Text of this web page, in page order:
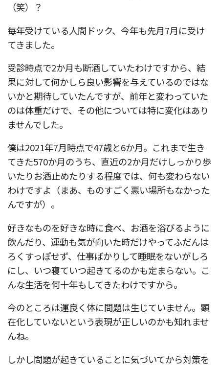
（笑）？
毎年受けている人間ドック、今年も先月7月に受け
てきました。
受診時点で2か月も断酒していたわけですから、結
果に対して何かしら良い影響を与えているのではな
いかと期待していたんですが、前年と変わっていた
のは体重だけで、その他については特に変化はあり
ませんでした。
僕は2021年7月時点で47歳と6か月。これまで生き
てきた570か月のうち、直近の2か月だけしっかり歩
いたりお酒止めたりする程度では、何も変わらない
わけですよ（まあ、ものすごく悪い場所もなかった
んですが）。
好きなものを好きな時に食べ、お酒を浴びるように
飲んだり、運動も気が向いた時だけやってふだんは
ろくすっぽせず、仕事ばかりして睡眠をないがしろ
にし、いつ寝ていつ起きてるのかも定まらない。こ
んな生活を何十年もしてきたわけですから。
今のところは運良く体に問題は生じていません。顕
在化していないという表現が正しいのかも知れませ
んね。
しかし問題が起きていることに気づいてから対策を